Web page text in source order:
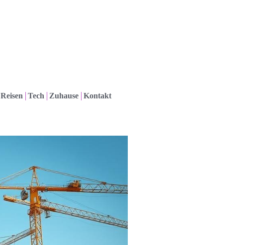
Reisen Tech Zuhause Kontakt